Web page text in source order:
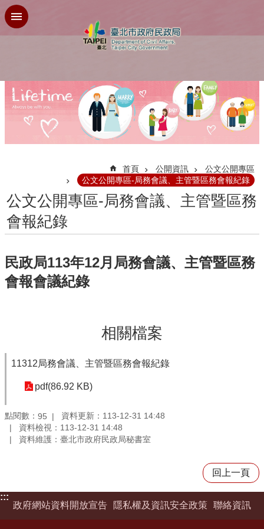
跳到主要內容區塊
首頁 公開資訊
公文公開專區
公文公開專區-局務會議、主管暨區務會報紀錄
公文公開專區-局務會議、主管暨區務
會報紀錄
民政局113年12月局務會議、主管暨區務
會報會議紀錄
相關檔案
11312局務會議、主管暨區務會報紀錄
pdf(86.92 KB)
點閱數： 95
資料更新：113-12-31 14:48
資料檢視：113-12-31 14:48
資料維護：臺北市政府民政局秘書室
回上一頁
:::
政府網站資料開放宣告
隱私權及資訊安全政策 聯絡資訊